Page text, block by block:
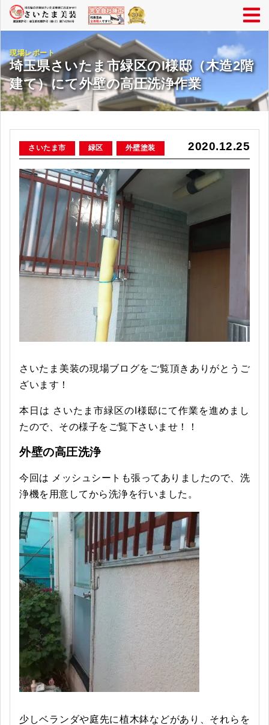
現場レポート
埼玉県さいたま市緑区のI様邸（木造2階
建て）にて外壁の高圧洗浄作業
2020.12.25
さいたま市 緑区 外壁塗装
さいたま美装の現場ブログをご覧頂きありがとうご
ざいます！
本日は さいたま市緑区のI様邸にて作業を進めまし
たので、その様子をご覧下さいませ！！
外壁の高圧洗浄
今回は メッシュシートも張ってありましたので、洗
浄機を用意してから洗浄を行いました。
少しベランダや庭先に植木鉢などがあり、それらを